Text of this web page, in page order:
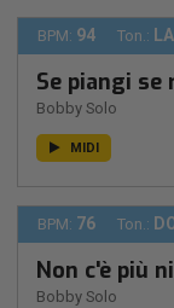
BPM: 94 Ton.: LA
Se piangi se
Bobby Solo
MIDI
BPM: 76 Ton.:
Non c'è più
Bobby Solo